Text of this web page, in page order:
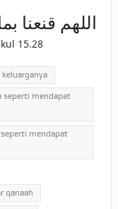
اللهم قنعنا
15.28
seperti mendapat
mendapat
qanaah